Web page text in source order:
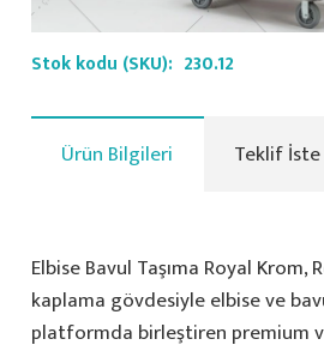
Stok kodu (SKU): 230.12
Ürün Bilgileri Teklif İste
Elbise Bavul Taşıma Royal Krom,
kaplama gövdesiyle elbise ve
platformda birleştiren premium